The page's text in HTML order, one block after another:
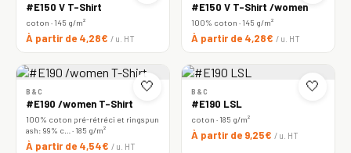
#E150 V T-Shirt
coton · 145 g/m²
À partir de 4,28€ / u. HT
#E150 V T-Shirt /women
100% coton · 145 g/m²
À partir de 4,28€ / u. HT
🤍
B&C
#E190 /women T-Shirt
100% coton pré-rétréci et ringspun
ash: 99% c… · 185 g/m²
À partir de 4,54€ / u. HT
🤍
B&C
#E190 LSL
coton · 185 g/m²
À partir de 9,25€ / u. HT